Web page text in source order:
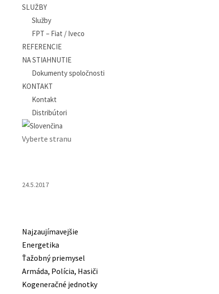
SLUŽBY
Služby
FPT – Fiat / Iveco
REFERENCIE
NA STIAHNUTIE
Dokumenty spoločnosti
KONTAKT
Kontakt
Distribútori
Vyberte stranu
24.5.2017
Najzaujímavejšie
Energetika
Ťažobný priemysel
Armáda, Polícia, Hasiči
Kogeneračné jednotky